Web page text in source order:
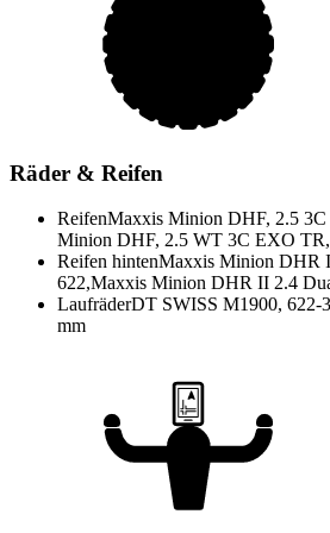
Räder & Reifen
ReifenMaxxis Minion DHF, 2.5
Minion DHF, 2.5 WT 3C EXO
Reifen hintenMaxxis Minion DHR
622,Maxxis Minion DHR II 2.4
LaufräderDT SWISS M1900, 622-
mm